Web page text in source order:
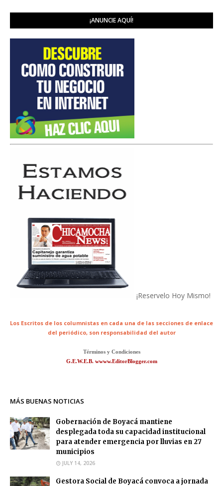
¡ANUNCIE AQUÍ!
¡Reservelo Hoy Mismo!
Los Escritos de los columnistas en cada una de las secciones de enlace
del periódico, son responsabilidad del autor
Términos y Condiciones
G.E.W.E.B. wwww.EditorBlogger.com
MÁS BUENAS NOTICIAS
Gobernación de Boyacá mantiene
desplegada toda su capacidad institucional
para atender emergencia por lluvias en 27
municipios
JULY 14, 2026
Gestora Social de Boyacá convoca a jornada